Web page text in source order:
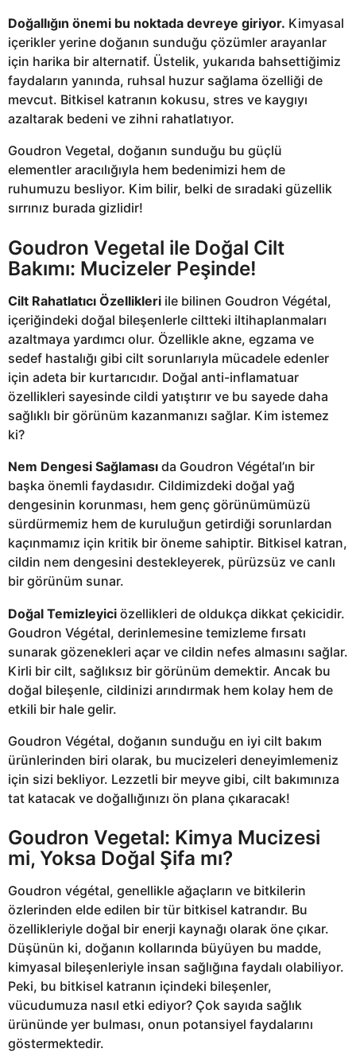
Doğallığın önemi bu noktada devreye giriyor. Kimyasal
içerikler yerine doğanın sunduğu çözümler arayanlar
için harika bir alternatif. Üstelik, yukarıda bahsettiğimiz
faydaların yanında, ruhsal huzur sağlama özelliği de
mevcut. Bitkisel katranın kokusu, stres ve kaygıyı
azaltarak bedeni ve zihni rahatlatıyor.
Goudron Vegetal, doğanın sunduğu bu güçlü
elementler aracılığıyla hem bedenimizi hem de
ruhumuzu besliyor. Kim bilir, belki de sıradaki güzellik
sırrınız burada gizlidir!
Goudron Vegetal ile Doğal Cilt
Bakımı: Mucizeler Peşinde!
Cilt Rahatlatıcı Özellikleri ile bilinen Goudron Végétal,
içeriğindeki doğal bileşenlerle ciltteki iltihaplanmaları
azaltmaya yardımcı olur. Özellikle akne, egzama ve
sedef hastalığı gibi cilt sorunlarıyla mücadele edenler
için adeta bir kurtarıcıdır. Doğal anti-inflamatuar
özellikleri sayesinde cildi yatıştırır ve bu sayede daha
sağlıklı bir görünüm kazanmanızı sağlar. Kim istemez
ki?
Nem Dengesi Sağlaması da Goudron Végétal’ın bir
başka önemli faydasıdır. Cildimizdeki doğal yağ
dengesinin korunması, hem genç görünümümüzü
sürdürmemiz hem de kuruluğun getirdiği sorunlardan
kaçınmamız için kritik bir öneme sahiptir. Bitkisel katran,
cildin nem dengesini destekleyerek, pürüzsüz ve canlı
bir görünüm sunar.
Doğal Temizleyici özellikleri de oldukça dikkat çekicidir.
Goudron Végétal, derinlemesine temizleme fırsatı
sunarak gözenekleri açar ve cildin nefes almasını sağlar.
Kirli bir cilt, sağlıksız bir görünüm demektir. Ancak bu
doğal bileşenle, cildinizi arındırmak hem kolay hem de
etkili bir hale gelir.
Goudron Végétal, doğanın sunduğu en iyi cilt bakım
ürünlerinden biri olarak, bu mucizeleri deneyimlemeniz
için sizi bekliyor. Lezzetli bir meyve gibi, cilt bakımınıza
tat katacak ve doğallığınızı ön plana çıkaracak!
Goudron Vegetal: Kimya Mucizesi
mi, Yoksa Doğal Şifa mı?
Goudron végétal, genellikle ağaçların ve bitkilerin
özlerinden elde edilen bir tür bitkisel katrandır. Bu
özellikleriyle doğal bir enerji kaynağı olarak öne çıkar.
Düşünün ki, doğanın kollarında büyüyen bu madde,
kimyasal bileşenleriyle insan sağlığına faydalı olabiliyor.
Peki, bu bitkisel katranın içindeki bileşenler,
vücudumuza nasıl etki ediyor? Çok sayıda sağlık
ürününde yer bulması, onun potansiyel faydalarını
göstermektedir.